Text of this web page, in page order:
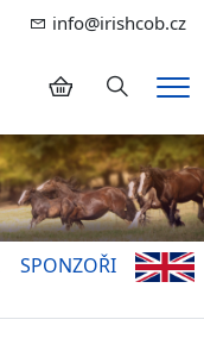
info@irishcob.cz
Hledání
SPONZOŘI